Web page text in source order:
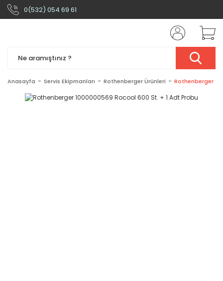
0(532) 054 69 61
Anasayfa Servis Ekipmanları Rothenberger Ürünleri Rothenberger